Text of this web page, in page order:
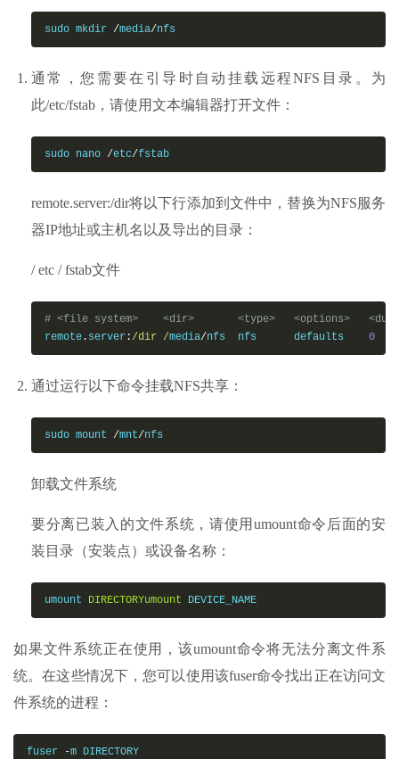
sudo mkdir /media/nfs
通常，您需要在引导时自动挂载远程NFS目录。为
此/etc/fstab，请使用文本编辑器打开文件：
sudo nano /etc/fstab
remote.server:/dir将以下行添加到文件中，替换为NFS服务
器IP地址或主机名以及导出的目录：
/ etc / fstab文件
# <file system>    <dir>       <type>   <options>
remote . server : /dir /media/nfs  nfs      defaults 0
通过运行以下命令挂载NFS共享：
sudo mount /mnt/nfs
卸载文件系统
要分离已装入的文件系统，请使用umount命令后面的安
装目录（安装点）或设备名称：
umount DIRECTORYumount DEVICE_NAME
如果文件系统正在使用，该umount命令将无法分离文件系
统。在这些情况下，您可以使用该fuser命令找出正在访问文
件系统的进程：
fuser -m DIRECTORY